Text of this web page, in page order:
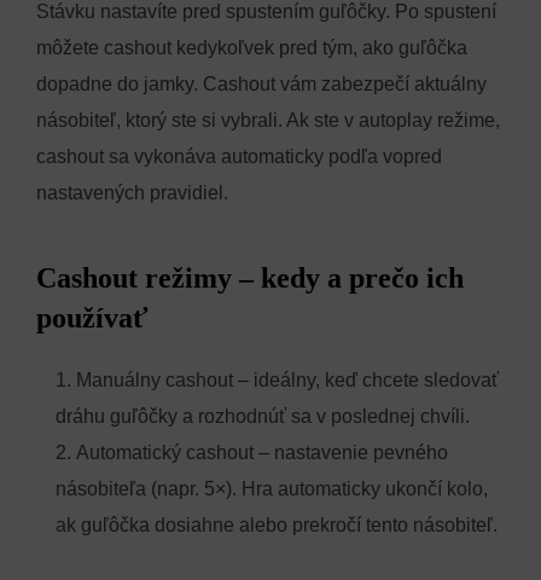
Stávku nastavíte pred spustením guľôčky. Po spustení
môžete cashout kedykoľvek pred tým, ako guľôčka
dopadne do jamky. Cashout vám zabezpečí aktuálny
násobiteľ, ktorý ste si vybrali. Ak ste v autoplay režime,
cashout sa vykonáva automaticky podľa vopred
nastavených pravidiel.
Cashout režimy – kedy a prečo ich
používať
Manuálny cashout – ideálny, keď chcete sledovať
dráhu guľôčky a rozhodnúť sa v poslednej chvíli.
Automatický cashout – nastavenie pevného
násobiteľa (napr. 5×). Hra automaticky ukončí kolo,
ak guľôčka dosiahne alebo prekročí tento násobiteľ.